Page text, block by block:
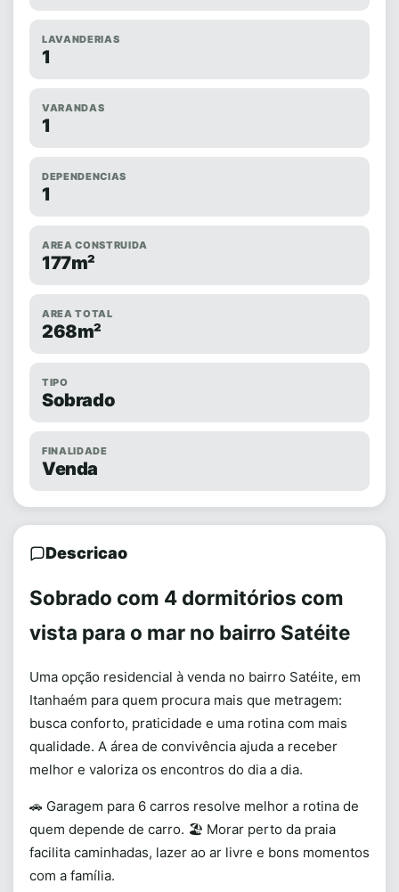
LAVANDERIAS
1
VARANDAS
1
DEPENDENCIAS
1
AREA CONSTRUIDA
177m²
AREA TOTAL
268m²
TIPO
Sobrado
FINALIDADE
Venda
Descricao
Sobrado com 4 dormitórios com
vista para o mar no bairro Satéite
Uma opção residencial à venda no bairro Satéite, em
Itanhaém para quem procura mais que metragem:
busca conforto, praticidade e uma rotina com mais
qualidade. A área de convivência ajuda a receber
melhor e valoriza os encontros do dia a dia.
🚗 Garagem para 6 carros resolve melhor a rotina de
quem depende de carro. 🏖️ Morar perto da praia
facilita caminhadas, lazer ao ar livre e bons momentos
com a família.